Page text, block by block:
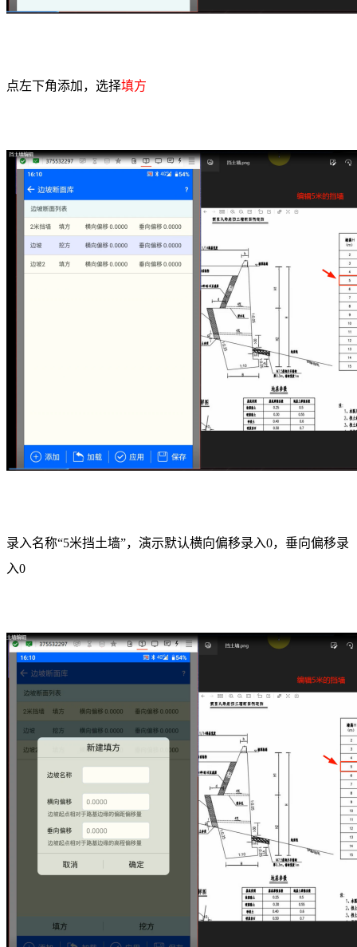
点左下角添加，选择填方
录入名称“5米挡土墙”，演示默认横向偏移录入0，垂向偏移录
入0